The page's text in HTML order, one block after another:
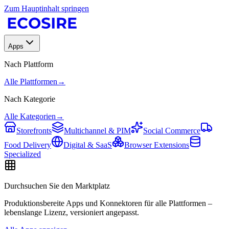
Zum Hauptinhalt springen
Apps
Nach Plattform
Alle Plattformen →
Nach Kategorie
Alle Kategorien →
Storefronts
Multichannel & PIM
Social Commerce
Food Delivery
Digital & SaaS
Browser Extensions
Specialized
Durchsuchen Sie den Marktplatz
Produktionsbereite Apps und Konnektoren für alle Plattformen –
lebenslange Lizenz, versioniert angepasst.